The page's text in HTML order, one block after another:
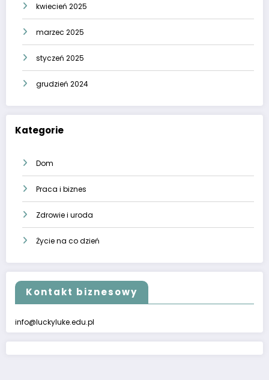
kwiecień 2025
marzec 2025
styczeń 2025
grudzień 2024
Kategorie
Dom
Praca i biznes
Zdrowie i uroda
Życie na co dzień
Kontakt biznesowy
info@luckyluke.edu.pl